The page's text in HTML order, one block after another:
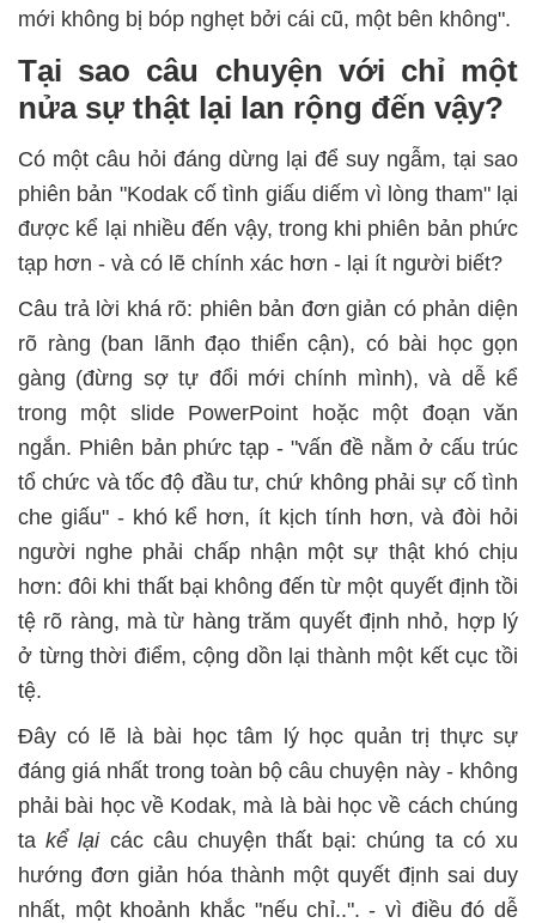
mới không bị bóp nghẹt bởi cái cũ, một bên không".
Tại sao câu chuyện với chỉ một
nửa sự thật lại lan rộng đến vậy?
Có một câu hỏi đáng dừng lại để suy ngẫm, tại sao
phiên bản "Kodak cố tình giấu diếm vì lòng tham" lại
được kể lại nhiều đến vậy, trong khi phiên bản phức
tạp hơn - và có lẽ chính xác hơn - lại ít người biết?
Câu trả lời khá rõ: phiên bản đơn giản có phản diện
rõ ràng (ban lãnh đạo thiển cận), có bài học gọn
gàng (đừng sợ tự đổi mới chính mình), và dễ kể
trong một slide PowerPoint hoặc một đoạn văn
ngắn. Phiên bản phức tạp - "vấn đề nằm ở cấu trúc
tổ chức và tốc độ đầu tư, chứ không phải sự cố tình
che giấu" - khó kể hơn, ít kịch tính hơn, và đòi hỏi
người nghe phải chấp nhận một sự thật khó chịu
hơn: đôi khi thất bại không đến từ một quyết định tồi
tệ rõ ràng, mà từ hàng trăm quyết định nhỏ, hợp lý
ở từng thời điểm, cộng dồn lại thành một kết cục tồi
tệ.
Đây có lẽ là bài học tâm lý học quản trị thực sự
đáng giá nhất trong toàn bộ câu chuyện này - không
phải bài học về Kodak, mà là bài học về cách chúng
takể lạicác câu chuyện thất bại: chúng ta có xu
hướng đơn giản hóa thành một quyết định sai duy
nhất, một khoảnh khắc "nếu chỉ..". - vì điều đó dễ